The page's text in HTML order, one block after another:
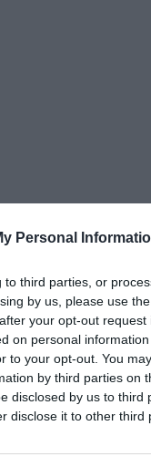
Personal
third parties, or
by us, please use
your opt-out
on personal
to your opt-out. You
by third parties on
disclosed by us to third
disclose it to other third
Πανεπιστημίου